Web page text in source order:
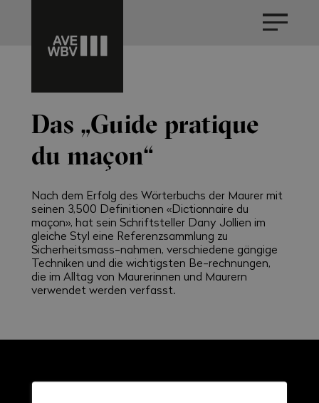
Das „Guide pratique
du maçon“
Nach dem Erfolg des Wörterbuchs der Maurer mit
seinen 3,500 Definitionen «Dictionnaire du
maçon», hat sein Schriftsteller Dany Jollien im
gleiche Styl eine Referenzsammlung zu
Sicherheitsmass-nahmen, verschiedene gängige
Techniken und die wichtigsten Be-rechnungen,
die im Alltag von Maurerinnen und Maurern
verwendet werden verfasst.